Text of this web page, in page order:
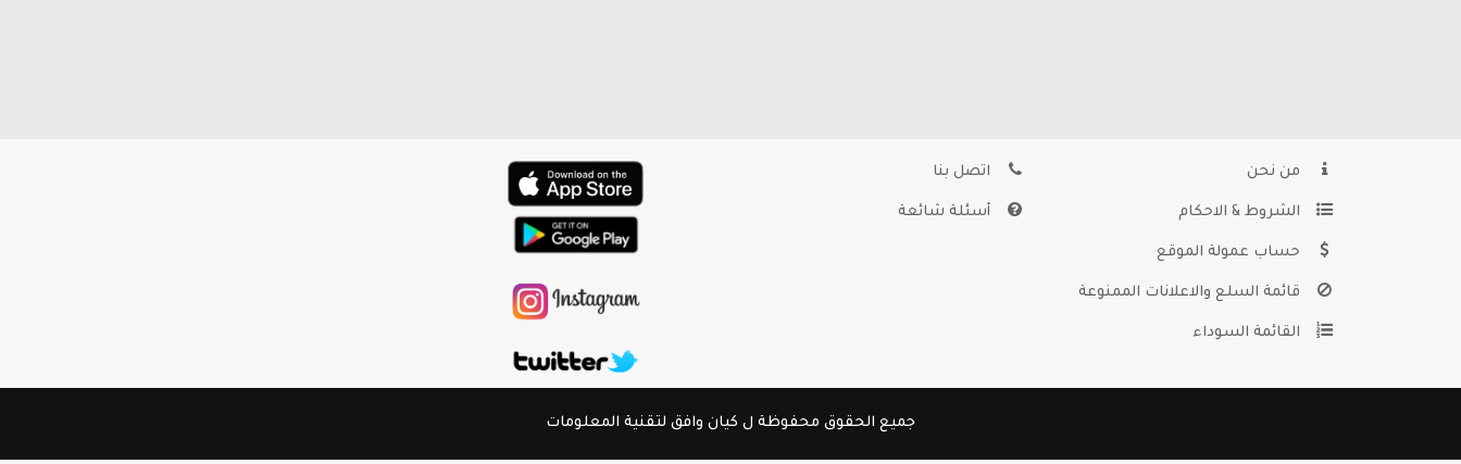
من نحن
الشروط & الاحكام
حساب عمولة الموقع
قائمة السلع والاعلانات الممنوعة
القائمة السوداء
اتصل بنا
أسئلة شائعة
جميع الحقوق محفوظة ل كيان وافق لتقنية المعلومات